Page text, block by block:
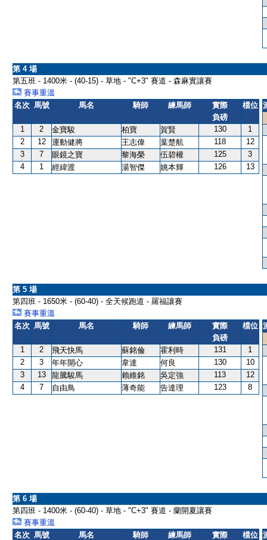
第 4 場
第五班 - 1400米 - (40-15) - 草地 - "C+3" 賽道 - 森麻實讓賽
賽事重溫
名次 馬號 馬名 騎師 練馬師
實際
負磅
檔位
1 2 金寶駿 柏寶 賀賢 130
1
2
12 運動健將 王志偉 葉楚航 118
12
3
7 眼鏡之寶 黎海榮 伍碧權 125
3
4
1 經緯渡 湯智傑 姚本輝 126 13
第 5 場
第四班 - 1650米 - (60-40) - 全天候跑道 - 羅福讓賽
賽事重溫
名次 馬號 馬名 騎師 練馬師
實際
負磅
檔位
1 2 飛天快馬 蘇銘倫 霍利時 131
1
2
3 年年開心 韋達 何良 130
10
3
13 龍騰駿馬 賴維銘 吳定強 113
12
4
7 自由鳥 薄奇能 告達理 123 8
第 6 場
第四班 - 1400米 - (60-40) - 草地 - "C+3" 賽道 - 蘭開夏讓賽
賽事重溫
名次 馬號 馬名 騎師 練馬師
實際
檔位